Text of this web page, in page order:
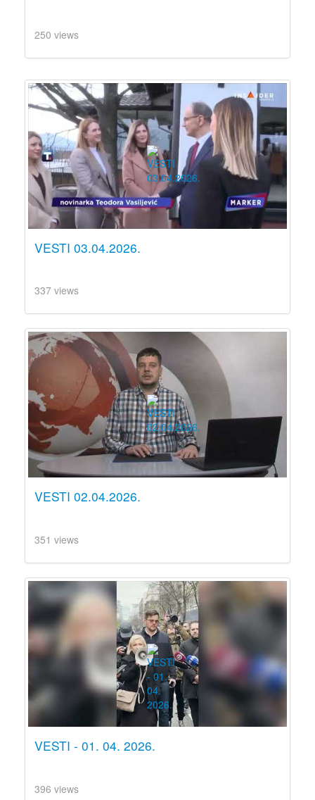
250 views
VESTI 03.04.2026.
337 views
VESTI 02.04.2026.
351 views
VESTI - 01. 04. 2026.
396 views